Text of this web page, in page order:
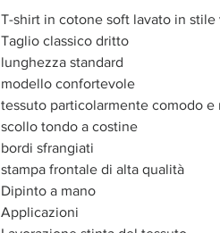
T-shirt in cotone soft lavato in stile
Taglio classico dritto
lunghezza standard
modello confortevole
tessuto particolarmente comodo e
scollo tondo a costine
bordi sfrangiati
stampa frontale di alta qualità
Dipinto a mano
Applicazioni